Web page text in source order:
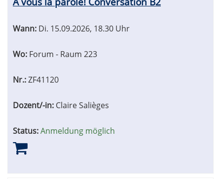
Wann: Di. 15.09.2026, 18.30 Uhr
Wo: Forum - Raum 223
Nr.:ZF41120
Dozent/-in: Claire Salièges
Status:Anmeldung möglich